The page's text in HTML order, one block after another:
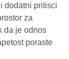
dodatni pritisci
za
da je odnos
poraste